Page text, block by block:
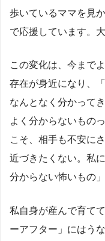
歩いているママを見
で応援しています。
この変化は、今まで
存在が身近になり、
なんとなく分かって
よく分からないもの
こそ、相手も不安に
近づきたくない。私
分からない怖いもの
私自身が産んで育て
ーアフター」にはう